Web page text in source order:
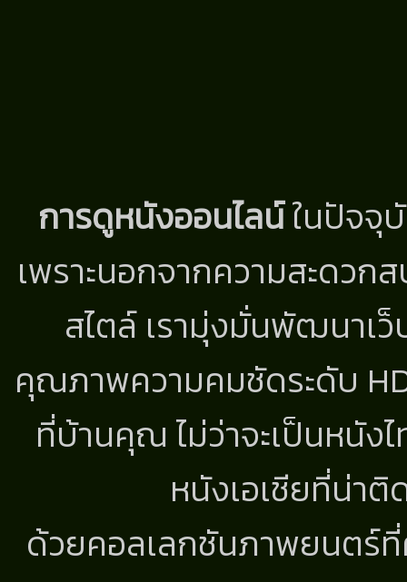
การดูหนังออนไลน์ในปัจจุ
เพราะนอกจากความสะดว
สไตล์ เรามุ่งมั่นพัฒนาเ
คุณภาพความคมชัดระดับ
ที่บ้านคุณ ไม่ว่าจะเป็นหนั
หนังเอเชียที่น่า
ด้วยคอลเลกชันภาพยนตร์